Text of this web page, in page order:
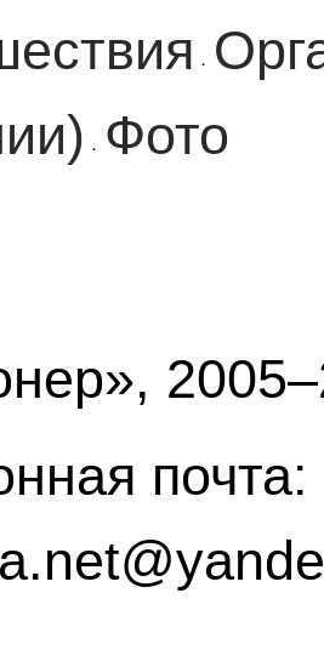
·
·
Фото
почта: